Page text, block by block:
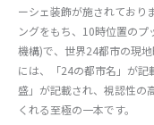
ーシェ装飾が施されており
ングをもち、10時位置の
機構)で、世界24都市の現
には、「24の都市名」が
盛」が記載され、視認性の
くれる至極の一本です。